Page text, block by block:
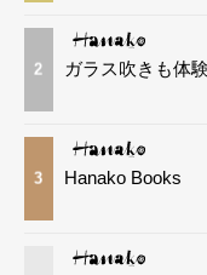
2 ガラス吹きも体
3 Hanako Books